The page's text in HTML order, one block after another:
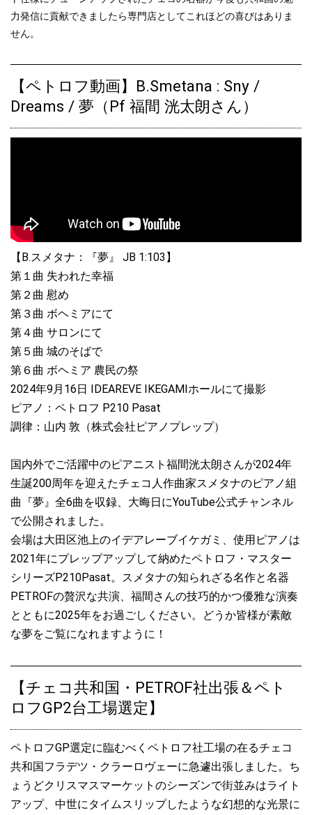
2021.05.20
ペトロフP210Pasat黒色艶出モデル、ご注文をいただきました♪
2021.05.02
【ご注文品】ペトロフP194Storm黒色艶出モデル、入荷しました♪
2021.04.21
【ご注文品】ペトロフP173Breeze Rococoモデル、入荷しました♪
2021.04.12
ペトロフP194Storm 黒色艶出モデル、ご注文をいただきました♪
2021.03.28
ペトロフP173Breeze Rococoモデル、ご注文をいただきました♪
2021.03.21
ペトロフP118P1ウォルナット艶消モデル、ご注文をいただきまし
た♪
2021.03.15
ペトロフP118C1マホガニー艶出モデル、プレップアップ完了しま
した♪
2021.02.21
ました♪
2021.02.11
ペトロフP159Boraウォルナット艶出モデル、プレップアップ完了
しました♪
2021.02.08
ペトロフP125F1マホガニー艶出モデル、ご注文をいただきました
2021.02.07
ペトロフP118P1ウォルナット艶消モデル、プレップアップ完了し
2021.02.06
ペトロフP118D1ウォルナット艶消モデル、プレップアップ完了し
ました♪
2021.02.05
ペトロフP131M1マホガニー艶出モデル、プレップアップ完了しま
した♪
2021.01.23
力発信に貢献できましたら専門店としてこれほどの喜びはありま
せん。
【ペトロフ動画】B.Smetana : Sny /
Dreams / 夢（Pf 福間 洸太朗さん）
【B.スメタナ：『夢』 JB 1:103】
第１曲 失われた幸福
第２曲 慰め
第３曲 ボヘミアにて
第４曲 サロンにて
第５曲 城のそばで
第６曲 ボヘミア 農民の祭
2024年9月16日 IDEAREVE IKEGAMIホールにて撮影
ピアノ：ペトロフ P210 Pasat
調律：山内 敦（株式会社ピアノプレップ）
国内外でご活躍中のピアニスト福間洸太朗さんが2024年
生誕200周年を迎えたチェコ人作曲家スメタナのピアノ組
曲『夢』全6曲を収録、大晦日にYouTube公式チャンネル
で公開されました。
会場は大田区池上のイデアレーブイケガミ、使用ピアノは
2021年にプレップアップして納めたペトロフ・マスター
シリーズP210Pasat。スメタナの知られざる名作と名器
PETROFの贅沢な共演、福間さんの技巧的かつ優雅な演奏
とともに2025年をお過ごしください。どうか皆様が素敵
な夢をご覧になれますように！
【チェコ共和国・PETROF社出張＆ペト
ロフGP2台工場選定】
ペトロフGP選定に臨むべくペトロフ社工場の在るチェコ
共和国フラデツ・クラーロヴェーに急遽出張しました。ち
ょうどクリスマスマーケットのシーズンで街並みはライト
アップ、中世にタイムスリップしたような幻想的な光景に